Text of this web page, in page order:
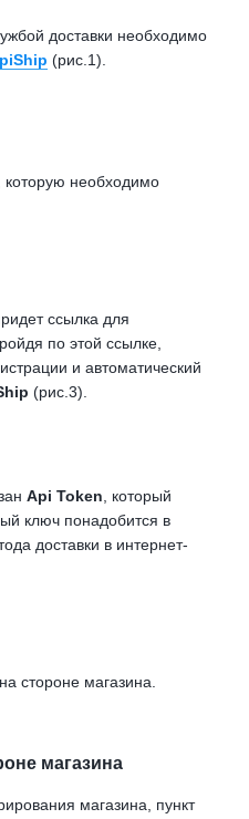
доставки необходимо
(рис.1).
которую необходимо
ссылка для
по этой ссылке,
и автоматический
(рис.3).
Api Token , который
ключ понадобится в
доставки в интернет-
стороне магазина.
магазина
магазина, пункт